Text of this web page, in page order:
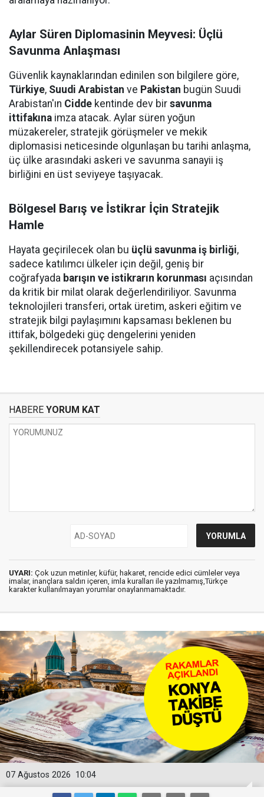
Aylar Süren Diplomasinin Meyvesi: Üçlü
Savunma Anlaşması
Güvenlik kaynaklarından edinilen son bilgilere göre,
Türkiye, Suudi Arabistan ve Pakistan bugün Suudi
Arabistan'ın Cidde kentinde dev bir savunma
ittifakına imza atacak. Aylar süren yoğun
müzakereler, stratejik görüşmeler ve mekik
diplomasisi neticesinde olgunlaşan bu tarihi anlaşma,
üç ülke arasındaki askeri ve savunma sanayii iş
birliğini en üst seviyeye taşıyacak.
Bölgesel Barış ve İstikrar İçin Stratejik
Hamle
Hayata geçirilecek olan bu üçlü savunma iş birliği,
sadece katılımcı ülkeler için değil, geniş bir
coğrafyada barışın ve istikrarın korunması açısından
da kritik bir milat olarak değerlendiriliyor. Savunma
teknolojileri transferi, ortak üretim, askeri eğitim ve
stratejik bilgi paylaşımını kapsaması beklenen bu
ittifak, bölgedeki güç dengelerini yeniden
şekillendirecek potansiyele sahip.
HABERE YORUM KAT
UYARI: Çok uzun metinler, küfür, hakaret, rencide edici cümleler veya
imalar, inançlara saldırı içeren, imla kuralları ile yazılmamış,Türkçe
karakter kullanılmayan yorumlar onaylanmamaktadır.
10:04
07 Ağustos 2026